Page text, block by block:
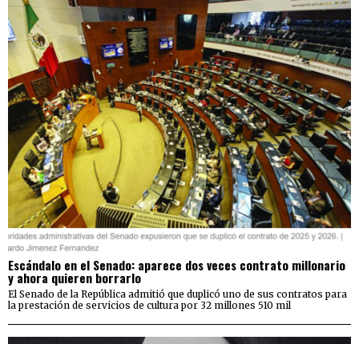
Escándalo en el Senado: aparece dos veces contrato millonario
y ahora quieren borrarlo
El Senado de la República admitió que duplicó uno de sus contratos para
la prestación de servicios de cultura por 32 millones 510 mil